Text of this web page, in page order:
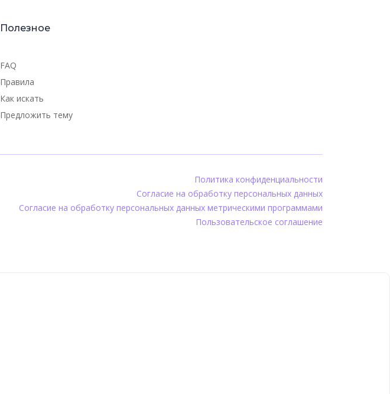
Полезное
FAQ
Правила
Как искать
Предложить тему
Политика конфиденциальности
Согласие на обработку персональных данных
Согласие на обработку персональных данных метрическими программами
Пользовательское соглашение